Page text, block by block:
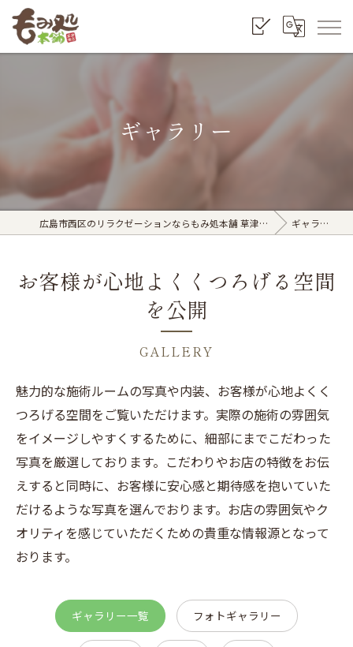
ギャラリー
広島市西区のリラクゼーションならもみ処本舗 草津南店 ギャラリー
お客様が心地よくくつろげる空間
を公開
GALLERY
魅力的な施術ルームの写真や内装、お客様が心地よくく
つろげる空間をご覧いただけます。実際の施術の雰囲気
をイメージしやすくするために、細部にまでこだわった
写真を厳選しております。こだわりやお店の特徴をお伝
えすると同時に、お客様に安心感と期待感を抱いていた
だけるような写真を選んでおります。お店の雰囲気やク
オリティを感じていただくための貴重な情報源となって
おります。
ギャラリー一覧 フォトギャラリー